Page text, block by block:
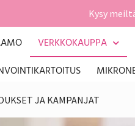
Kysy
VERKKOKAUPPA
JA KAMPANJAT